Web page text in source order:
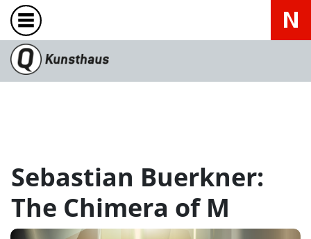
Sebastian Buerkner:
The Chimera of M